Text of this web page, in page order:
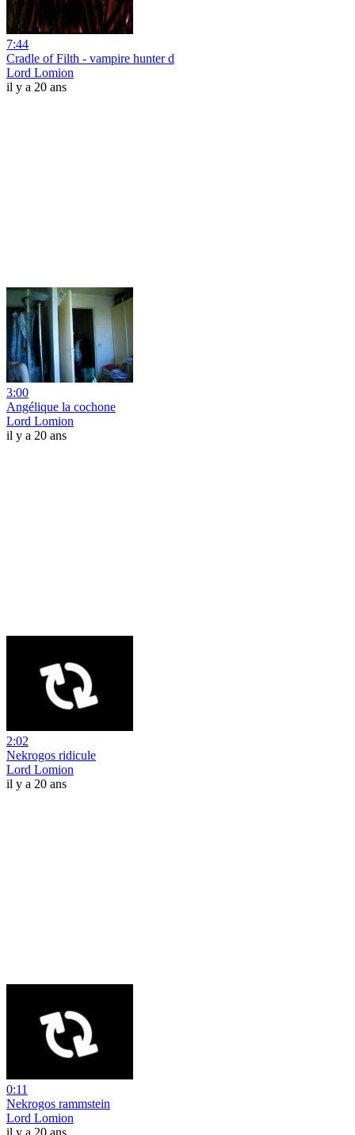
7:44
Cradle of Filth - vampire hunter d
Lord Lomion
il y a 20 ans
3:00
Angélique la cochone
Lord Lomion
il y a 20 ans
2:02
Nekrogos ridicule
Lord Lomion
il y a 20 ans
0:11
Nekrogos rammstein
Lord Lomion